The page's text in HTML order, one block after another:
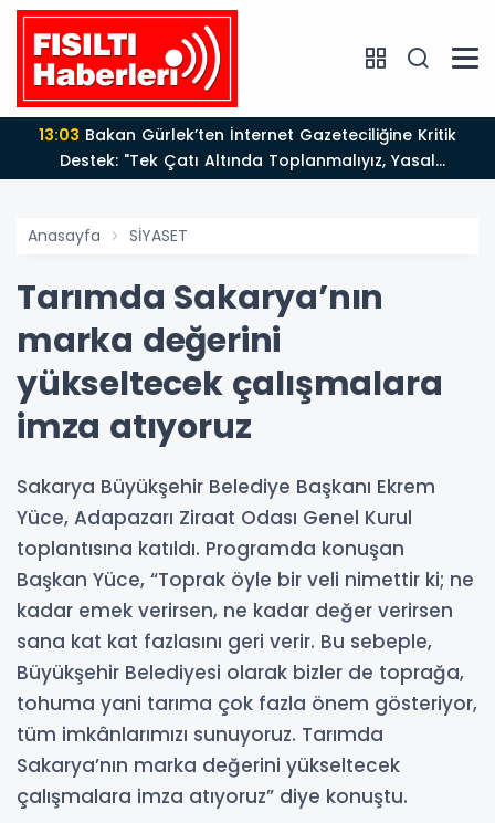
13:03
Destek: "Tek Çatı Altında Toplanmalıyız, Yasal
Düzenlemeye Hazırız"
Anasayfa SİYASET
Tarımda Sakarya’nın
marka değerini
yükseltecek çalışmalara
imza atıyoruz
Sakarya Büyükşehir Belediye Başkanı Ekrem
Yüce, Adapazarı Ziraat Odası Genel Kurul
toplantısına katıldı. Programda konuşan
Başkan Yüce, “Toprak öyle bir veli nimettir ki; ne
kadar emek verirsen, ne kadar değer verirsen
sana kat kat fazlasını geri verir. Bu sebeple,
Büyükşehir Belediyesi olarak bizler de toprağa,
tohuma yani tarıma çok fazla önem gösteriyor,
tüm imkânlarımızı sunuyoruz. Tarımda
Sakarya’nın marka değerini yükseltecek
çalışmalara imza atıyoruz” diye konuştu.